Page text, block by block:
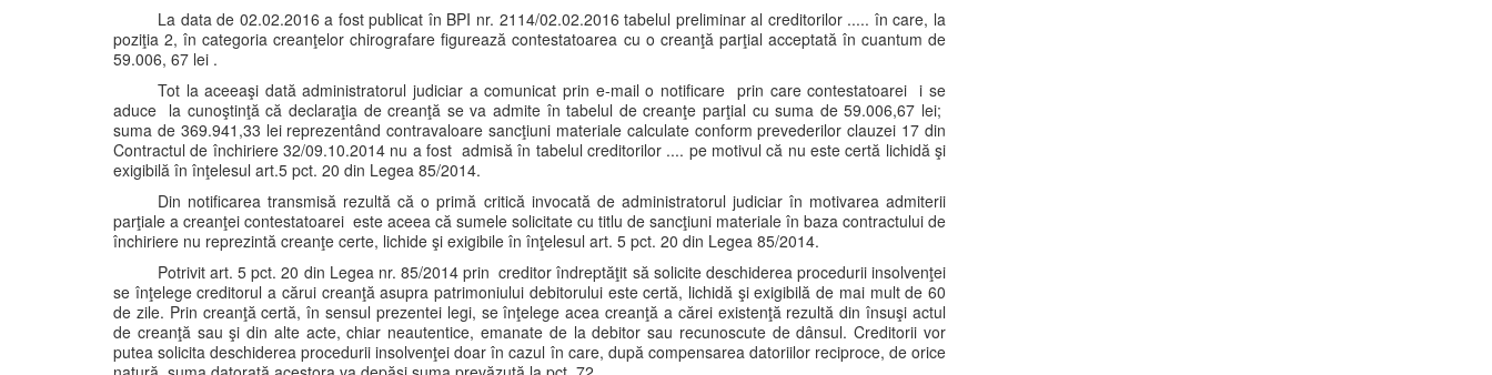
La data de 02.02.2016 a fost publicat în BPI nr. 2114/02.02.2016 tabelul preliminar al creditorilor ..... în care, la
poziţia 2, în categoria creanţelor chirografare figurează contestatoarea cu o creanţă parţial acceptată în cuantum de
59.006, 67 lei .
Tot la aceeaşi dată administratorul judiciar a comunicat prin e-mail o notificare prin care contestatoarei i se
aduce la cunoştinţă că declaraţia de creanţă se va admite în tabelul de creanţe parţial cu suma de 59.006,67 lei;
suma de 369.941,33 lei reprezentând contravaloare sancţiuni materiale calculate conform prevederilor clauzei 17 din
Contractul de închiriere 32/09.10.2014 nu a fost admisă în tabelul creditorilor .... pe motivul că nu este certă lichidă şi
exigibilă în înţelesul art.5 pct. 20 din Legea 85/2014.
Din notificarea transmisă rezultă că o primă critică invocată de administratorul judiciar în motivarea admiterii
parţiale a creanţei contestatoarei este aceea că sumele solicitate cu titlu de sancţiuni materiale în baza contractului de
închiriere nu reprezintă creanţe certe, lichide şi exigibile în înţelesul art. 5 pct. 20 din Legea 85/2014.
Potrivit art. 5 pct. 20 din Legea nr. 85/2014 prin creditor îndreptăţit să solicite deschiderea procedurii insolvenţei
se înţelege creditorul a cărui creanţă asupra patrimoniului debitorului este certă, lichidă şi exigibilă de mai mult de 60
de zile. Prin creanţă certă, în sensul prezentei legi, se înţelege acea creanţă a cărei existenţă rezultă din însuşi actul
de creanţă sau şi din alte acte, chiar neautentice, emanate de la debitor sau recunoscute de dânsul. Creditorii vor
putea solicita deschiderea procedurii insolvenţei doar în cazul în care, după compensarea datoriilor reciproce, de orice